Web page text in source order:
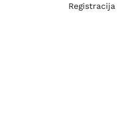
Registracija